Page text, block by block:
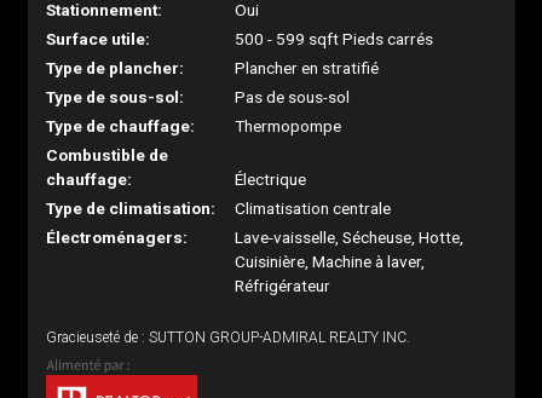
Stationnement:
Oui
Surface utile:
500 - 599 sqft Pieds carrés
Type de plancher:
Plancher en stratifié
Type de sous-sol:
Pas de sous-sol
Type de chauffage:
Thermopompe
Combustible de
chauffage:
Électrique
Type de climatisation:
Climatisation centrale
Électroménagers:
Lave-vaisselle, Sécheuse, Hotte,
Cuisinière, Machine à laver,
Réfrigérateur
Gracieuseté de : SUTTON GROUP-ADMIRAL REALTY INC.